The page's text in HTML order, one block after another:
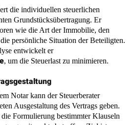
persönliche Situation der Beteiligten.
entwickelt er
, um die Steuerlast zu minimieren.
Notar kann der Steuerberater
Formulierung bestimmter Klauseln
betreffen. Ziel ist es,
dass er sowohl rechtlich als auch